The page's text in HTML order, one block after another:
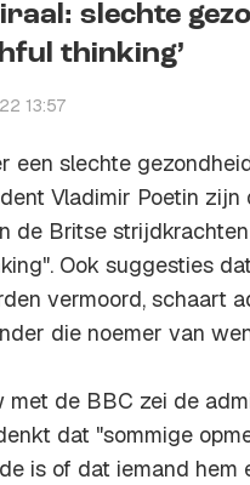
slechte
thinking’
13:57
een slechte
Vladimir Poetin zijn
de Britse
Ook suggesties
vermoord, schaart
die noemer van
met de BBC zei de
dat "sommige
is of dat iemand hem